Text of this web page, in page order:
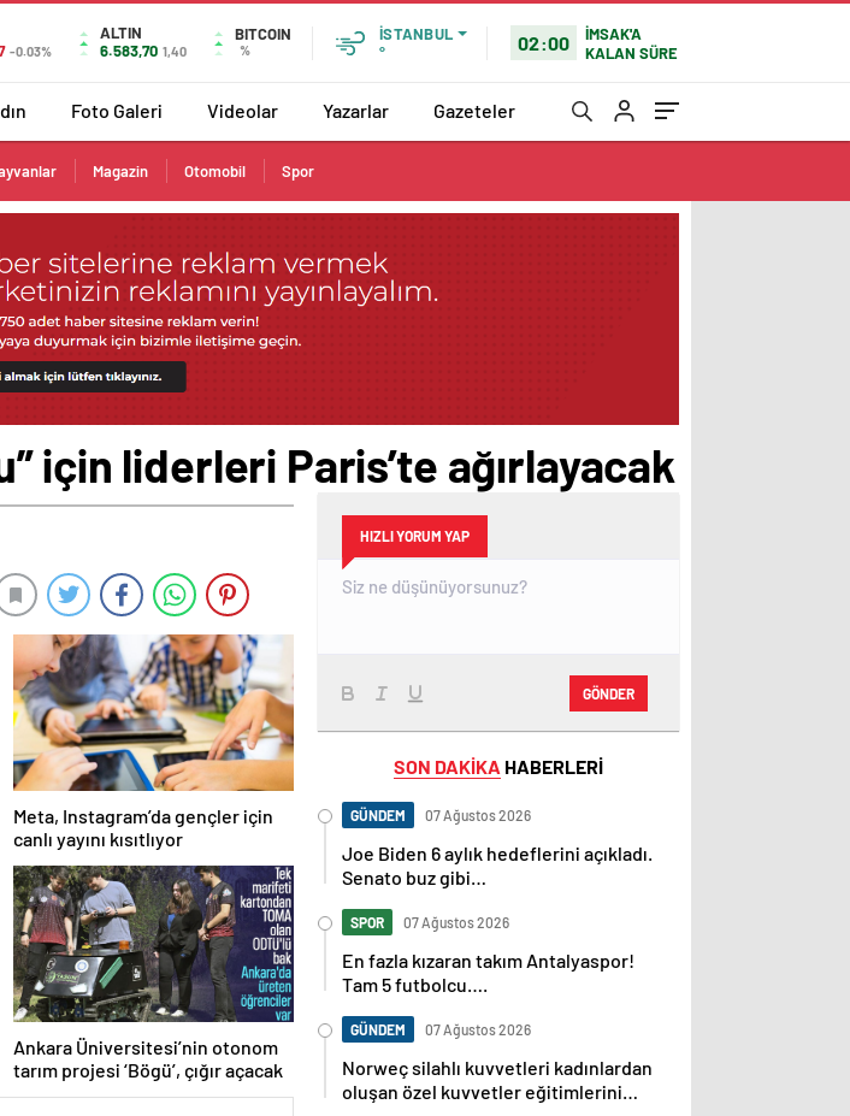
-0.03%
ALTIN
6.583,70 1,40
BITCOIN
%
İSTANBUL
°
02:00
İMSAK'A
KALAN SÜRE
Foto Galeri Videolar Yazarlar Gazeteler
Magazin Otomobil Spor
için liderleri Paris’te ağırlayacak
Meta, Instagram’da gençler için
canlı yayını kısıtlıyor
Ankara Üniversitesi’nin otonom
tarım projesi ‘Bögü’, çığır açacak
HIZLI YORUM YAP
GÖNDER
SON DAKİKA HABERLERİ
GÜNDEM 07 Ağustos 2026
Joe Biden 6 aylık hedeflerini açıkladı.
Senato buz gibi…
SPOR 07 Ağustos 2026
En fazla kızaran takım Antalyaspor!
Tam 5 futbolcu….
GÜNDEM 07 Ağustos 2026
Norweç silahlı kuvvetleri kadınlardan
oluşan özel kuvvetler eğitimlerini